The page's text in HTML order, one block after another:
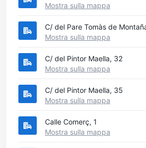
Mostra sulla mappa
C/ del Pare Tomàs de
Mostra sulla mappa
C/ del Pintor Maella, 32
Mostra sulla mappa
C/ del Pintor Maella, 35
Mostra sulla mappa
Calle Comerç, 1
Mostra sulla mappa